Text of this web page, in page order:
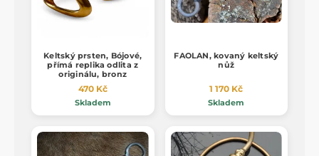
Keltský prsten, Bójové,
přímá replika odlita z
originálu, bronz
470 Kč
Skladem
FAOLAN, kovaný keltský
nůž
1 170 Kč
Skladem